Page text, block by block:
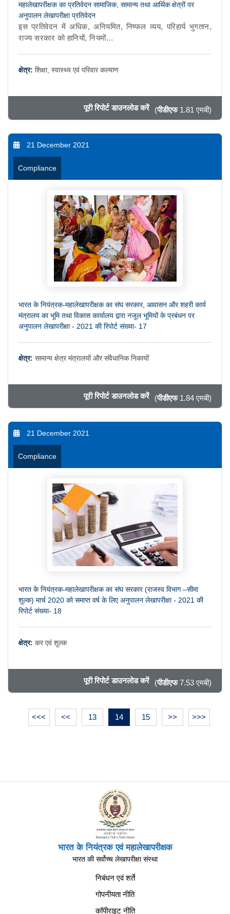
महालेखापरीक्षक का प्रतिवेदन सामाजिक, सामान्य तथा आर्थिक क्षेत्रों पर
अनुपालन लेखापरीक्षा प्रतिवेदन
इस प्रतिवेदन में अधिक, अनियमित, निष्फल व्यय, परिहार्य भुगतान,
राज्‍य सरकार को हानियों, नियमों...
क्षेत्र: शिक्षा, स्वास्थ्य एवं परिवार कल्याण
पूरी रिपोर्ट डाउनलोड करें (पीडीएफ1.81 एमबी)
21 December 2021
Compliance
भारत के नियंत्रक-महालेखापरीक्षक का संघ सरकार, आवासन और शहरी कार्य
मंत्रालय का भूमि तथा विकास कार्यालय द्वारा नजूल भूमियों के प्रबंधन पर
अनुपालन लेखापरीक्षा - 2021 की रिपोर्ट संख्या- 17
क्षेत्र: सामान्य क्षेत्र मंत्रालयों और संवैधानिक निकायों
पूरी रिपोर्ट डाउनलोड करें (पीडीएफ1.84 एमबी)
21 December 2021
Compliance
भारत के नियंत्रक-महालेखापरीक्षक का संघ सरकार (राजस्व विभाग –सीमा
शुल्क) मार्च 2020 को समाप्‍त वर्ष के लिए अनुपालन लेखापरीक्षा - 2021 की
रिपोर्ट संख्या- 18
क्षेत्र: कर एवं शुल्क
पूरी रिपोर्ट डाउनलोड करें (पीडीएफ7.53 एमबी)
<<< << 13 14 15 >> >>>
भारत के नियंत्रक एवं महालेखापरीक्षक
भारत की सर्वोच्च लेखापरीक्षा संस्था
निबंधन एवं शर्ते
गोपनीयता नीति
कॉपीराइट नीति